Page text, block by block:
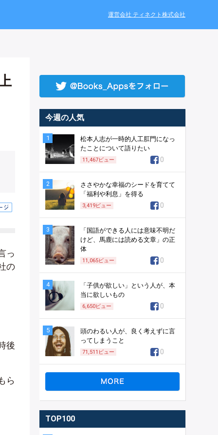
運営会社 ティネクト株式会社
っ
の
後
ら
今週の人気
1
松本人志が一時的人工肛門になっ
たことについて語りたい
11,467ビュー 0
2
ささやかな幸福のシードを育てて
「福利や利息」を得る
3,419ビュー 0
3
「国語ができる人には意味不明だ
けど、馬鹿には読める文章」の正
体
11,065ビュー 0
4
「子供が欲しい」という人が、本
当に欲しいもの
6,650ビュー 0
5
頭のわるい人が、良く考えずに言
ってしまうこと
71,511 ビュー 0
TOP100